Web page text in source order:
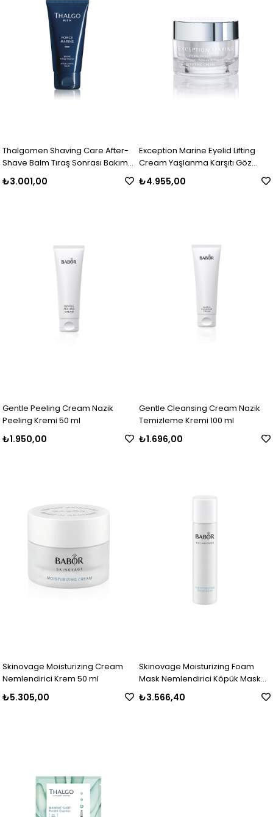
Thalgomen Shaving Care After-
Shave Balm Tıraş Sonrası Bakım
Losyonu 75 ml
₺3.001,00
Exception Marine Eyelid Lifting
Cream Yaşlanma Karşıtı Göz
Çevresi Bakım Kremi 15 ml
₺4.955,00
Gentle Peeling Cream Nazik
Peeling Kremi 50 ml
₺1.950,00
Gentle Cleansing Cream Nazik
Temizleme Kremi 100 ml
₺1.696,00
Skinovage Moisturizing Cream
Nemlendirici Krem 50 ml
₺5.305,00
Skinovage Moisturizing Foam
Mask Nemlendirici Köpük Maske
75 ml
₺3.566,40